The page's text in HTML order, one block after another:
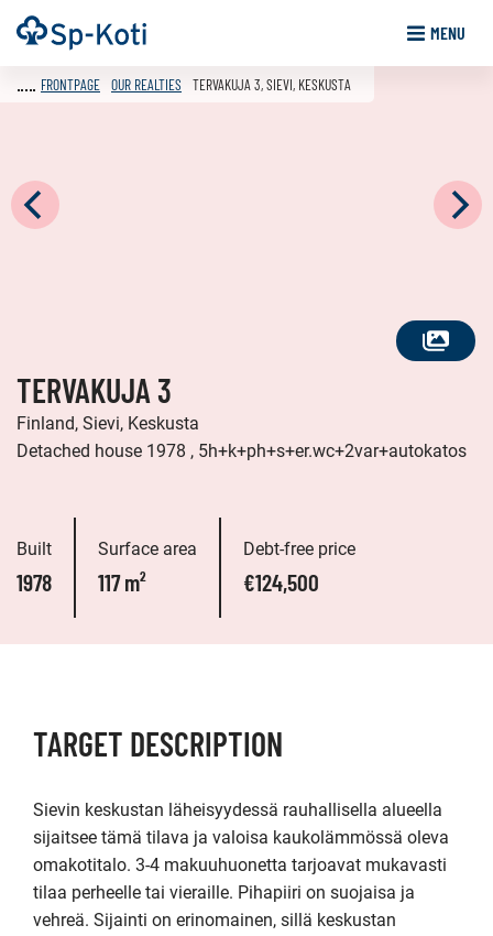
Go
to
Frontpage MENU
SEE
FRONTPAGE OUR REALTIES TERVAKUJA 3, SIEVI, KESKUSTA
TERVAKUJA 3
Finland, Sievi, Keskusta
Detached house 1978 , 5h+k+ph+s+er.wc+2var+autokatos
Built
1978
Surface area
117 m²
Debt-free price
€124,500
TARGET DESCRIPTION
Sievin keskustan läheisyydessä rauhallisella alueella
sijaitsee tämä tilava ja valoisa kaukolämmössä oleva
omakotitalo. 3-4 makuuhuonetta tarjoavat mukavasti
tilaa perheelle tai vieraille. Pihapiiri on suojaisa ja
vehreä. Sijainti on erinomainen, sillä keskustan